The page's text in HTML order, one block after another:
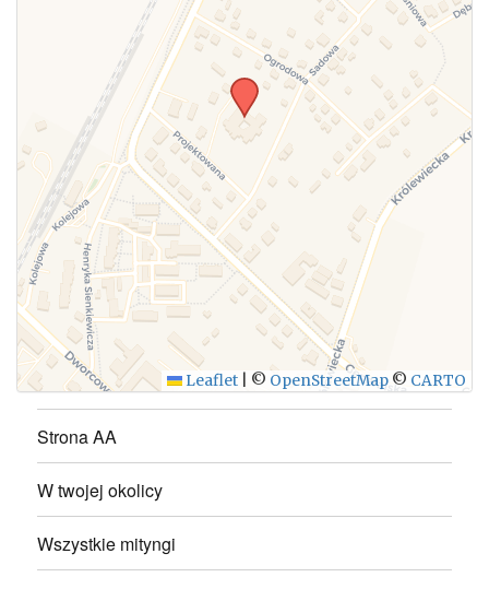
WYŚLIJ
Leaflet © OpenStreetMap © CARTO
Strona AA
W twojej okolicy
Wszystkie mityngi